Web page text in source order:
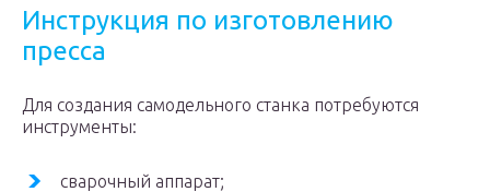
Инструкция по изготовлению
пресса
Для создания самодельного станка потребуются
инструменты:
сварочный аппарат;